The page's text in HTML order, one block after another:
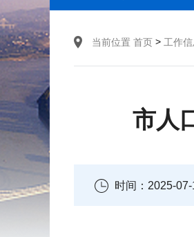
当前位置 首页 > 工作信
市人
时间：2025-07-